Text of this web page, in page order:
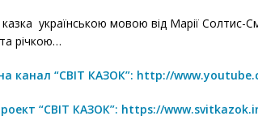
казка українською мовою від Марії Солтис-
річкою…
канал “СВІТ КАЗОК”: http://
“СВІТ КАЗОК”: https://